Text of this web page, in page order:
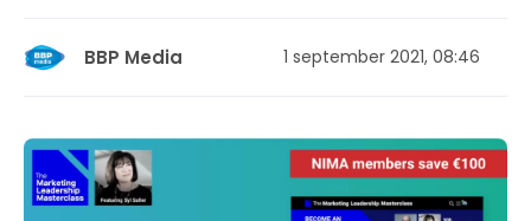
BBP Media 1 september 2021, 08:46